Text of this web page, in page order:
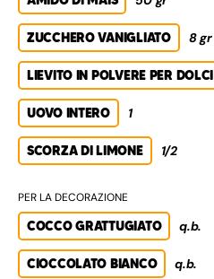
ZUCCHERO VANIGLIATO 8 gr
LIEVITO IN POLVERE PER DOLCI
UOVO INTERO 1
SCORZA DI LIMONE 1/2
PER LA DECORAZIONE
COCCO GRATTUGIATO q.b.
CIOCCOLATO BIANCO q.b.